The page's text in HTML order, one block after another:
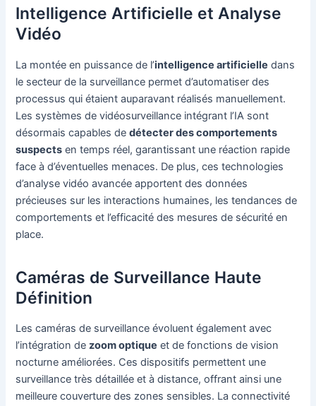
Intelligence Artificielle et Analyse
Vidéo
La montée en puissance de l’intelligence artificielle dans
le secteur de la surveillance permet d’automatiser des
processus qui étaient auparavant réalisés manuellement.
Les systèmes de vidéosurveillance intégrant l’IA sont
désormais capables dedétecter des comportements
suspects en temps réel, garantissant une réaction rapide
face à d’éventuelles menaces. De plus, ces technologies
d’analyse vidéo avancée apportent des données
précieuses sur les interactions humaines, les tendances de
comportements et l’efficacité des mesures de sécurité en
place.
Caméras de Surveillance Haute
Définition
Les caméras de surveillance évoluent également avec
l’intégration dezoom optique et de fonctions de vision
nocturne améliorées. Ces dispositifs permettent une
surveillance très détaillée et à distance, offrant ainsi une
meilleure couverture des zones sensibles. La connectivité